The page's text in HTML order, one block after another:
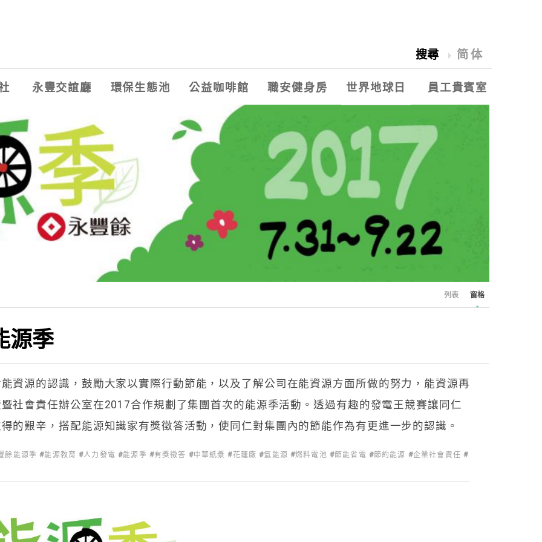
搜尋 简体
永豐交誼廳 環保生態池 公益咖啡館 職安健身房 世界地球日
世界地球日
永豐餘能源季
員工貴賓室
列表 窗格
源季
資源的認識，鼓勵大家以實際行動節能，以及了解公司在能資源方面所做的努力，能資源再
社會責任辦公室在2017合作規劃了集團首次的能源季活動。透過有趣的發電王競賽讓同仁
的艱辛，搭配能源知識家有獎徵答活動，使同仁對集團內的節能作為有更進一步的認識。
餘能源季 能源教育 人力發電 能源季 有獎徵答 中華紙漿 花蓮廠 氫能源 燃料電池 節能省電 節約能源
企業社會責任